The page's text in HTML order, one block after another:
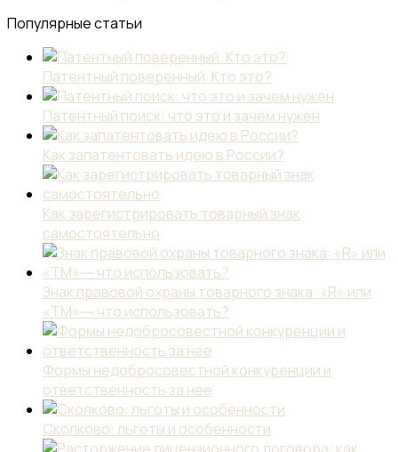
Популярные статьи
Патентный поверенный. Кто это?
Патентный поиск: что это и зачем нужен
Как запатентовать идею в России?
Как зарегистрировать товарный знак
самостоятельно
Знак правовой охраны товарного знака: «R» или
«TM»― что использовать?
Формы недобросовестной конкуренции и
ответственность за нее
Сколково: льготы и особенности